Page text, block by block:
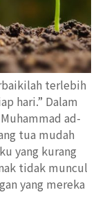
terlebih
hari.” Dalam
ad-
tua mudah
yang kurang
tidak muncul
yang mereka